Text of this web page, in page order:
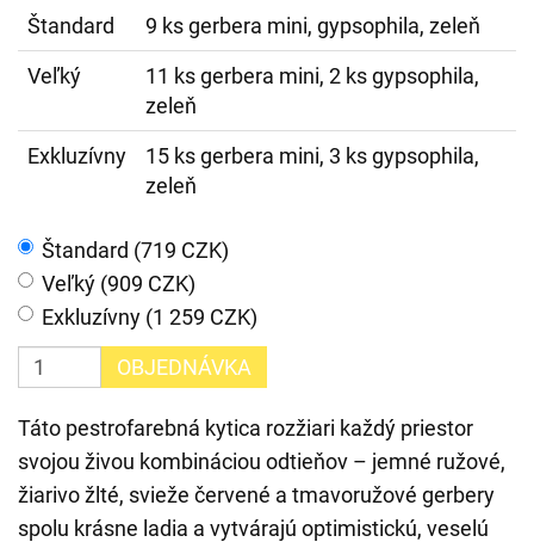
Štandard
9 ks gerbera mini, gypsophila, zeleň
Veľký
11 ks gerbera mini, 2 ks gypsophila,
zeleň
Exkluzívny
15 ks gerbera mini, 3 ks gypsophila,
zeleň
Štandard (719 CZK)
Veľký (909 CZK)
Exkluzívny (1 259 CZK)
OBJEDNÁVKA
Táto pestrofarebná kytica rozžiari každý priestor
svojou živou kombináciou odtieňov – jemné ružové,
žiarivo žlté, svieže červené a tmavoružové gerbery
spolu krásne ladia a vytvárajú optimistickú, veselú